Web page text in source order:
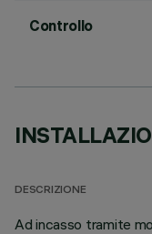
Controllo
DESCRIZIONE
Ad incasso tramite